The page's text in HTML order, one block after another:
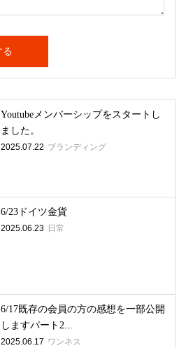
Youtubeメンバーシップをスタートし
ました。
2025.07.22 ブランディング
6/23ドイツ金貨
2025.06.23 日常
6/17既存の会員の方の感想を一部公開
しますパート2...
2025.06.17 ワンネス